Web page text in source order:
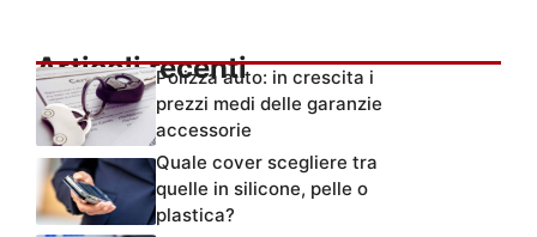
Articoli recentiPolizza auto: in crescita i
prezzi medi delle garanzie
accessorie
Quale cover scegliere tra
quelle in silicone, pelle o
plastica?